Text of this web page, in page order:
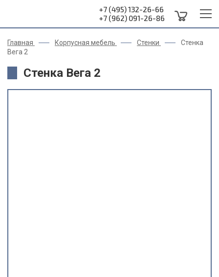
+7 (495) 132-26-66
+7 (962) 091-26-86
Главная Корпусная мебель Стенки
Стенка
Вега 2
Стенка Вега 2